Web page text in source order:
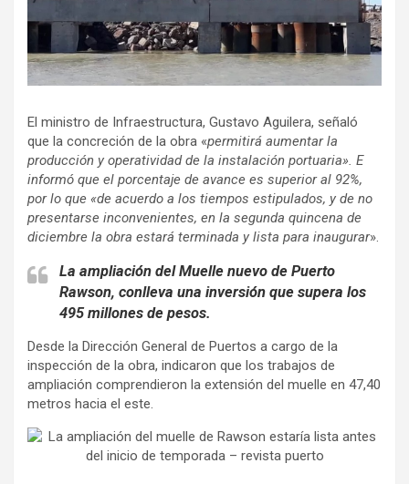
El ministro de Infraestructura, Gustavo Aguilera, señaló
que la concreción de la obra «permitirá aumentar la
producción y operatividad de la instalación portuaria». E
informó que el porcentaje de avance es superior al 92%,
por lo que «de acuerdo a los tiempos estipulados, y de no
presentarse inconvenientes, en la segunda quincena de
diciembre la obra estará terminada y lista para inaugurar».
La ampliación del Muelle nuevo de Puerto
Rawson, conlleva una inversión que supera los
495 millones de pesos.
Desde la Dirección General de Puertos a cargo de la
inspección de la obra, indicaron que los trabajos de
ampliación comprendieron la extensión del muelle en 47,40
metros hacia el este.